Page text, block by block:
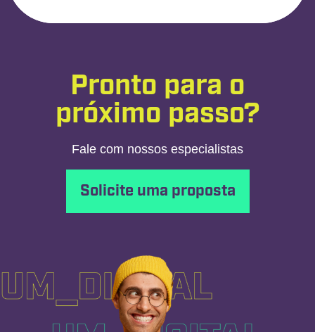
Pronto para o
próximo passo?
Fale com nossos especialistas
Solicite uma proposta